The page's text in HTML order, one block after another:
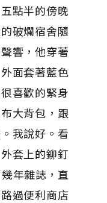
點半的傍晚
破爛宿舍隨
響，他穿著
面套著藍色
喜歡的緊身
大背包，跟
我說好。看
套上的鉚釘
年雜誌，直
過便利商店